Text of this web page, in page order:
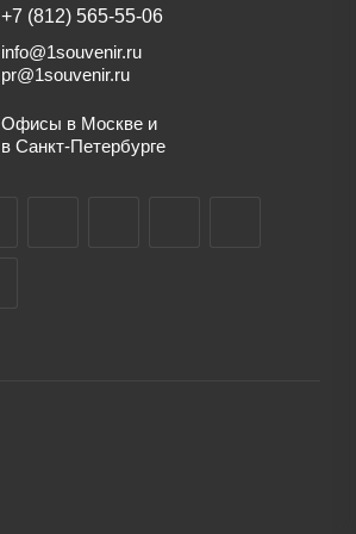
+7 (812) 565-55-06
info@1souvenir.ru
pr@1souvenir.ru
Офисы в Москве и
в Санкт-Петербурге